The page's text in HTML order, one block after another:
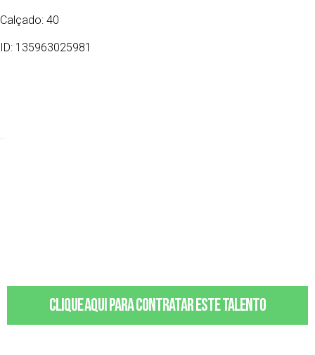
Calçado: 40
ID: 135963025981
Clique aqui para contratar este talento